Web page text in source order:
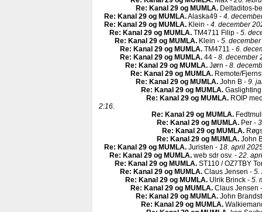
Re: Kanal 29 og MUMLA. Deltaditos-
Re: Kanal 29 og MUMLA.Alaska49 - 4.
Re: Kanal 29 og MUMLA. Klein - 4. december
Re: Kanal 29 og MUMLA. TM4711 Filip - 5.
Re: Kanal 29 og MUMLA. Klein - 5.
Re: Kanal 29 og MUMLA. TM4711 - 6.
Re: Kanal 29 og MUMLA. 44 - 8. december
Re: Kanal 29 og MUMLA. Jørn - 8.
Re: Kanal 29 og MUMLA. Remote/
Re: Kanal 29 og MUMLA. John B - 9.
Re: Kanal 29 og MUMLA.
Re: Kanal 29 og MUMLA. ROIP
2:16.
Re: Kanal 29 og MUMLA.
Re: Kanal 29 og MUMLA. Per -
Re: Kanal 29 og MUMLA.
Re: Kanal 29 og MUMLA. John
Re: Kanal 29 og MUMLA. Juristen - 18. april
Re: Kanal 29 og MUMLA. web sdr osv. - 22.
Re: Kanal 29 og MUMLA. ST110 / OZ7TBY
Re: Kanal 29 og MUMLA. Claus Jensen - 5.
Re: Kanal 29 og MUMLA. Ulrik Brinck - 5.
Re: Kanal 29 og MUMLA. Claus Jensen
Re: Kanal 29 og MUMLA. John
Re: Kanal 29 og MUMLA.